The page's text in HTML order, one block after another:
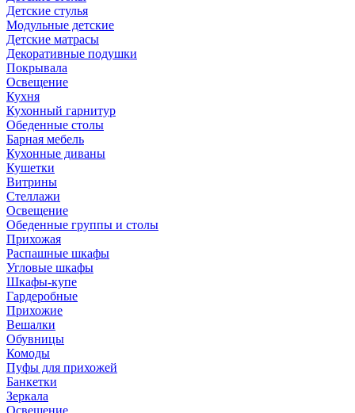
Детские стулья
Модульные детские
Детские матрасы
Декоративные подушки
Покрывала
Освещение
Кухня
Кухонный гарнитур
Обеденные столы
Барная мебель
Кухонные диваны
Кушетки
Витрины
Стеллажи
Освещение
Обеденные группы и столы
Прихожая
Распашные шкафы
Угловые шкафы
Шкафы-купе
Гардеробные
Прихожие
Вешалки
Обувницы
Комоды
Пуфы для прихожей
Банкетки
Зеркала
Освещение